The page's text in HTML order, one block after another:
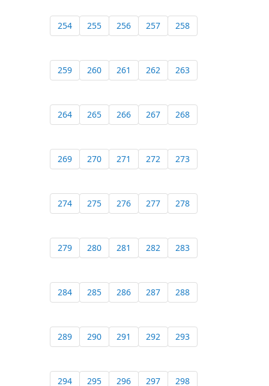
254 255 256 257 258
259 260 261 262 263
264 265 266 267 268
269 270 271 272 273
274 275 276 277 278
279 280 281 282 283
284 285 286 287 288
289 290 291 292 293
294 295 296 297 298